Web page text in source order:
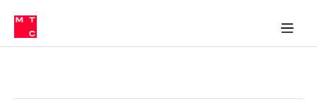
Медиа-центр
и акционерам
Устойчивое развитие
Комплаенс и деловая этика
компании
Карьера
в МТС